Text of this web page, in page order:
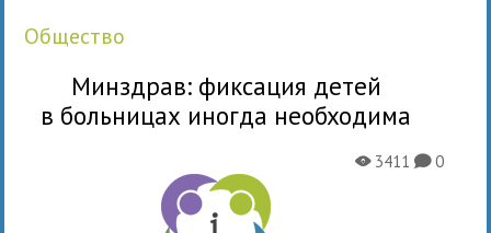
общество
Минздрав: фиксация детей
в больницах иногда необходима
X3411K0